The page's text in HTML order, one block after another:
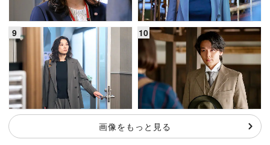
画像をもっと見る